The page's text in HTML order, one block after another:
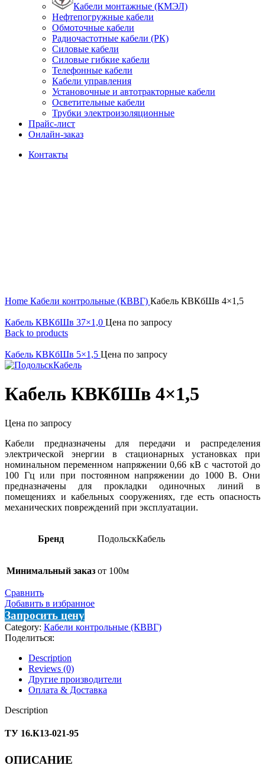
Кабели монтажные (КМЭЛ)
Нефтепогружные кабели
Обмоточные кабели
Радиочастотные кабели (РК)
Силовые кабели
Силовые гибкие кабели
Телефонные кабели
Кабели управления
Установочные и автотракторные кабели
Осветительные кабели
Трубки электроизоляционные
Прайс-лист
Онлайн-заказ
Контакты
Home Кабели контрольные (КВВГ) Кабель КВКбШв 4×1,5
Кабель КВКбШв 37×1,0 Цена по запросу
Back to products
Кабель КВКбШв 5×1,5 Цена по запросу
Кабель КВКбШв 4×1,5
Цена по запросу
Кабели предназначены для передачи и распределения
электрической энергии в стационарных установках при
номинальном переменном напряжении 0,66 кВ с частотой до
100 Гц или при постоянном напряжении до 1000 В. Они
предназначены для прокладки одиночных линий в
помещениях и кабельных сооружениях, где есть опасность
механических повреждений при эксплуатации.
Бренд ПодольскКабель
Минимальный заказ от 100м
Сравнить
Добавить в избранное
Запросить цену
Category: Кабели контрольные (КВВГ)
Поделиться:
Description
Reviews (0)
Другие производители
Оплата & Доставка
Description
ТУ 16.К13-021-95
ОПИСАНИЕ